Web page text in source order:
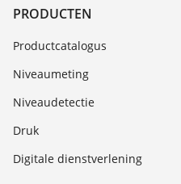
PRODUCTEN
Productcatalogus
Niveaumeting
Niveaudetectie
Druk
Digitale dienstverlening